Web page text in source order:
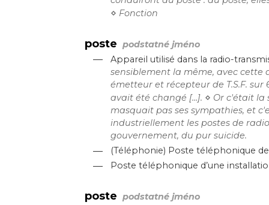
⋄ Fonction
poste podstatné jméno
—
Appareil utilisé dans la radio-
sensiblement la même, avec cette
émetteur et récepteur de T.S.F.
avait été changé […]. ⋄ Or c'était la
masquait pas ses sympathies, et
industriellement les postes de
gouvernement, du pur suicide.
— (Téléphonie) Poste téléphonique
— Poste téléphonique d’une
poste podstatné jméno